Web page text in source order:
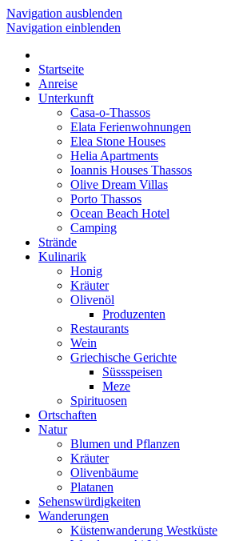
Navigation ausblenden
Navigation einblenden
Startseite
Anreise
Unterkunft
Casa-o-Thassos
Elata Ferienwohnungen
Elea Stone Houses
Helia Apartments
Ioannis Houses Thassos
Olive Dream Villas
Porto Thassos
Ocean Beach Hotel
Camping
Strände
Kulinarik
Honig
Kräuter
Olivenöl
Produzenten
Restaurants
Wein
Griechische Gerichte
Süssspeisen
Meze
Spirituosen
Ortschaften
Natur
Blumen und Pflanzen
Kräuter
Olivenbäume
Platanen
Sehenswürdigkeiten
Wanderungen
Küstenwanderung Westküste